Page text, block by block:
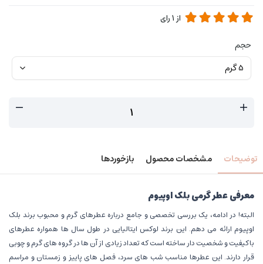
از 1رای
حجم
توضیحات مشخصات محصول بازخوردها
معرفی عطر گرمی بلک اوپیوم
البته! در ادامه، یک بررسی تخصصی و جامع درباره عطرهای گرم و محبوب برند بلک
اوپیوم ارائه می دهم. این برند لوکس ایتالیایی در طول سال ها همواره عطرهای
باکیفیت و شخصیت دار ساخته است که تعداد زیادی از آن ها در گروه های گرم و چوبی
قرار دارند. این عطرها مناسب شب های سرد، فصل های پاییز و زمستان و مراسم